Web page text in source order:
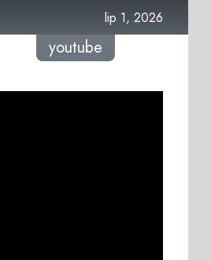
lip 1, 2026
youtube